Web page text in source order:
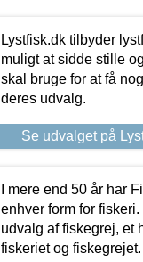
Lystfisk.dk tilbyder
muligt at sidde stille
skal bruge for at få
deres udvalg.
Se udvalget på
I mere end 50 år har
enhver form for
udvalg af fiskegrej, et
fiskeriet og